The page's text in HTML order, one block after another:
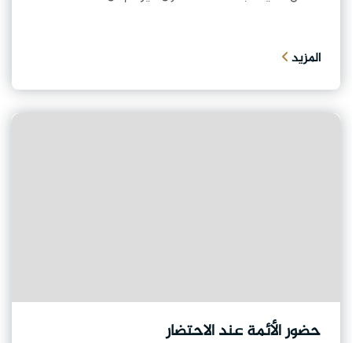
المزيد
حضور الأئمة عند الاحتضار